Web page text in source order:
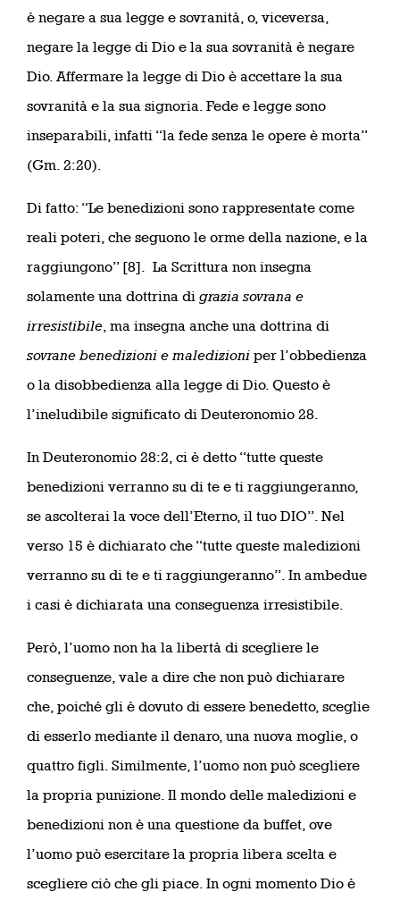
è negare a sua legge e sovranità, o, viceversa,
negare la legge di Dio e la sua sovranità è negare
Dio. Affermare la legge di Dio è accettare la sua
sovranità e la sua signoria. Fede e legge sono
inseparabili, infatti “la fede senza le opere è morta”
(Gm. 2:20).
Di fatto: “Le benedizioni sono rappresentate come
reali poteri, che seguono le orme della nazione, e la
raggiungono” [8]. La Scrittura non insegna
solamente una dottrina di grazia sovrana e
irresistibile , ma insegna anche una dottrina di
sovrane benedizioni e maledizioni per l’obbedienza
o la disobbedienza alla legge di Dio. Questo è
l’ineludibile significato di Deuteronomio 28.
In Deuteronomio 28:2, ci è detto “tutte queste
benedizioni verranno su di te e ti raggiungeranno,
se ascolterai la voce dell’Eterno, il tuo DIO”. Nel
verso 15 è dichiarato che “tutte queste maledizioni
verranno su di te e ti raggiungeranno”. In ambedue
i casi è dichiarata una conseguenza irresistibile.
Però, l’uomo non ha la libertà di scegliere le
conseguenze, vale a dire che non può dichiarare
che, poiché gli è dovuto di essere benedetto, sceglie
di esserlo mediante il denaro, una nuova moglie, o
quattro figli. Similmente, l’uomo non può scegliere
la propria punizione. Il mondo delle maledizioni e
benedizioni non è una questione da buffet, ove
l’uomo può esercitare la propria libera scelta e
scegliere ciò che gli piace. In ogni momento Dio è